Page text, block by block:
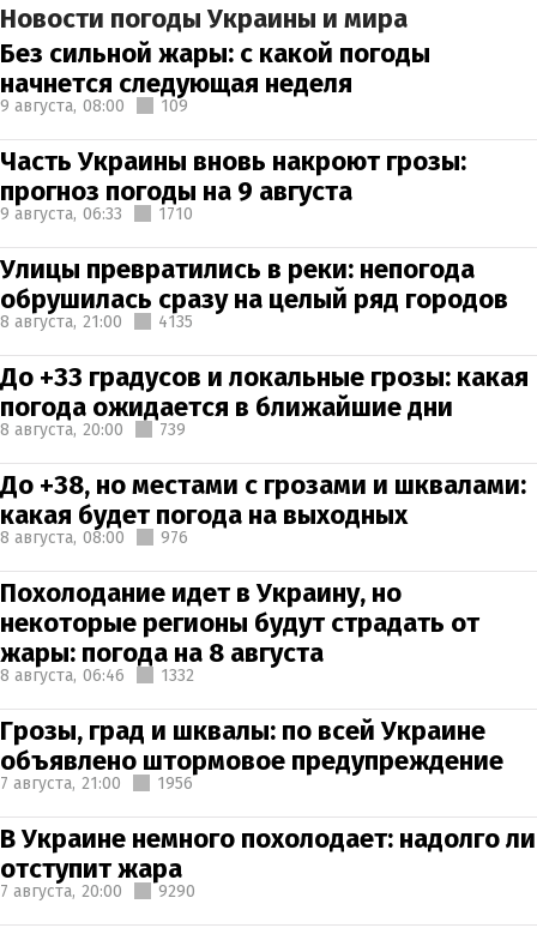
Новости погоды Украины и мира
Без сильной жары: с какой погоды
начнется следующая неделя
9 августа, 08:00 109
Часть Украины вновь накроют грозы:
прогноз погоды на 9 августа
9 августа, 06:33 1710
Улицы превратились в реки: непогода
обрушилась сразу на целый ряд городов
8 августа, 21:00 4135
До +33 градусов и локальные грозы: какая
погода ожидается в ближайшие дни
8 августа, 20:00 739
До +38, но местами с грозами и шквалами:
какая будет погода на выходных
8 августа, 08:00 976
Похолодание идет в Украину, но
некоторые регионы будут страдать от
жары: погода на 8 августа
8 августа, 06:46 1332
Грозы, град и шквалы: по всей Украине
объявлено штормовое предупреждение
7 августа, 21:00 1956
В Украине немного похолодает: надолго ли
отступит жара
7 августа, 20:00 9290